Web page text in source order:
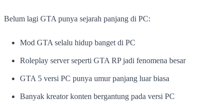
Belum lagi GTA punya sejarah panjang di PC:
Mod GTA selalu hidup banget di PC
Roleplay server seperti GTA RP jadi fenomena besar
GTA 5 versi PC punya umur panjang luar biasa
Banyak kreator konten bergantung pada versi PC